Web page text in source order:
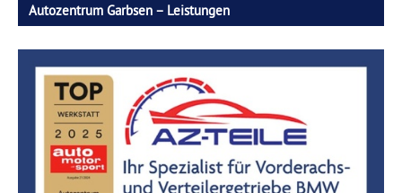
Autozentrum Garbsen – Leistungen